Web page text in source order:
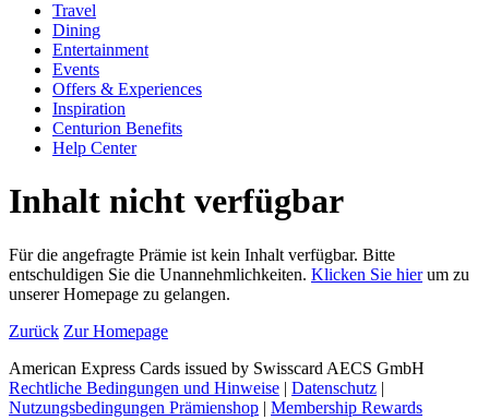
Travel
Dining
Entertainment
Events
Offers & Experiences
Inspiration
Centurion Benefits
Help Center
Inhalt nicht verfügbar
Für die angefragte Prämie ist kein Inhalt verfügbar. Bitte
entschuldigen Sie die Unannehmlichkeiten. Klicken Sie hierum zu
unserer Homepage zu gelangen.
Zurück Zur Homepage
American Express Cards issued by Swisscard AECS GmbH
Rechtliche Bedingungen und Hinweise | Datenschutz |
Nutzungsbedingungen Prämienshop | Membership Rewards